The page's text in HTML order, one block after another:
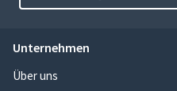
Unternehmen
Über uns